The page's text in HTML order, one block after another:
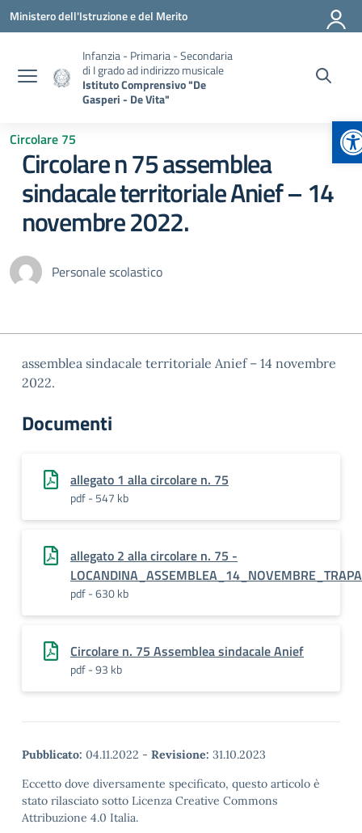
Vai ai contenuti
Vai al menu di navigazione
Vai al footer
Ministero dell'Istruzione e del Merito
Infanzia - Primaria - Secondaria
di I grado ad indirizzo musicale
Istituto Comprensivo "De
Gasperi - De Vita"
Circolare 75
Circolare n 75 assemblea
sindacale territoriale Anief – 14
novembre 2022.
Personale scolastico
assemblea sindacale territoriale Anief – 14 novembre
2022.
Documenti
allegato 1 alla circolare n. 75
pdf - 547 kb
allegato 2 alla circolare n. 75 -
pdf - 630 kb
Circolare n. 75 Assemblea sindacale Anief
pdf - 93 kb
Pubblicato: 04.11.2022 - Revisione: 31.10.2023
Eccetto dove diversamente specificato, questo articolo è
stato rilasciato sotto Licenza Creative Commons
Attribuzione 4.0 Italia.